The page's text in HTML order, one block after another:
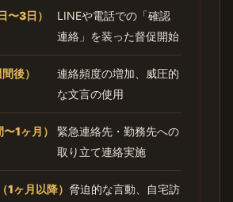
〜3日）
LINEや電話での「確認
連絡」を装った督促開始
後）
連絡頻度の増加、威圧的
な文言の使用
1ヶ月）
緊急連絡先・勤務先への
取り立て連絡実施
1ヶ月以降） 脅迫的な言動、自宅訪